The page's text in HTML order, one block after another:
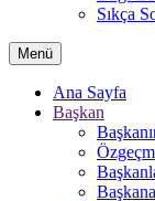
Sıkça
Menü
Ana Sayfa
Başkan